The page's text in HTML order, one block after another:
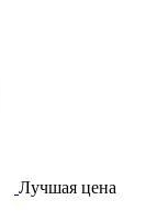
Лучшая цена